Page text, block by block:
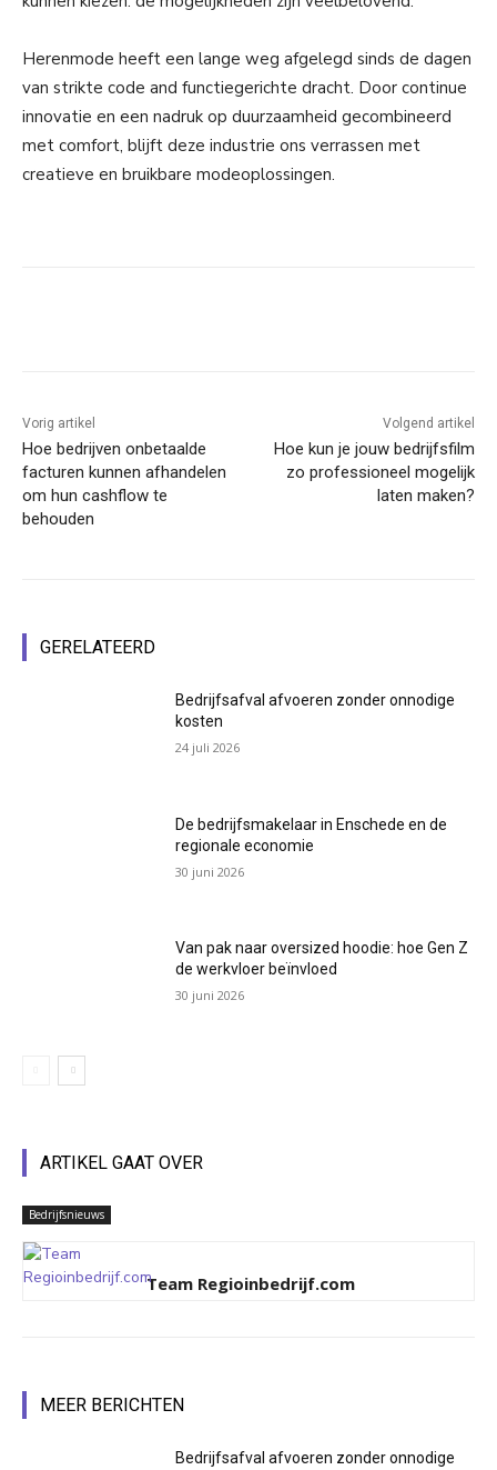
Herenmode heeft een lange weg afgelegd sinds de dagen
van strikte code and functiegerichte dracht. Door continue
innovatie en een nadruk op duurzaamheid gecombineerd
met comfort, blijft deze industrie ons verrassen met
creatieve en bruikbare modeoplossingen.
Vorig artikel
Hoe bedrijven onbetaalde
facturen kunnen afhandelen
om hun cashflow te
behouden
Volgend artikel
Hoe kun je jouw bedrijfsfilm
zo professioneel mogelijk
laten maken?
GERELATEERD
Bedrijfsafval afvoeren zonder onnodige
kosten
24 juli 2026
De bedrijfsmakelaar in Enschede en de
regionale economie
30 juni 2026
Van pak naar oversized hoodie: hoe Gen Z
de werkvloer beïnvloed
30 juni 2026
ARTIKEL GAAT OVER
Bedrijfsnieuws
Team Regioinbedrijf.com
MEER BERICHTEN
Bedrijfsafval afvoeren zonder onnodige